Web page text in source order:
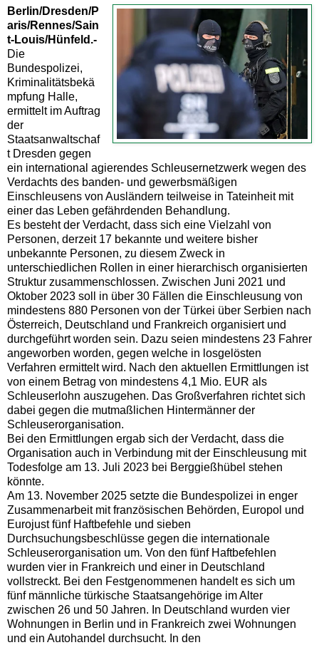
Berlin/Dresden/P
aris/Rennes/Sain
t-Louis/Hünfeld.-
Die
Bundespolizei,
Kriminalitätsbekä
mpfung Halle,
ermittelt im Auftrag
der
Staatsanwaltschaf
t Dresden gegen
ein international agierendes Schleusernetzwerk wegen des
Verdachts des banden- und gewerbsmäßigen
Einschleusens von Ausländern teilweise in Tateinheit mit
einer das Leben gefährdenden Behandlung.
Es besteht der Verdacht, dass sich eine Vielzahl von
Personen, derzeit 17 bekannte und weitere bisher
unbekannte Personen, zu diesem Zweck in
unterschiedlichen Rollen in einer hierarchisch organisierten
Struktur zusammenschlossen. Zwischen Juni 2021 und
Oktober 2023 soll in über 30 Fällen die Einschleusung von
mindestens 880 Personen von der Türkei über Serbien nach
Österreich, Deutschland und Frankreich organisiert und
durchgeführt worden sein. Dazu seien mindestens 23 Fahrer
angeworben worden, gegen welche in losgelösten
Verfahren ermittelt wird. Nach den aktuellen Ermittlungen ist
von einem Betrag von mindestens 4,1 Mio. EUR als
Schleuserlohn auszugehen. Das Großverfahren richtet sich
dabei gegen die mutmaßlichen Hintermänner der
Schleuserorganisation.
Bei den Ermittlungen ergab sich der Verdacht, dass die
Organisation auch in Verbindung mit der Einschleusung mit
Todesfolge am 13. Juli 2023 bei Berggießhübel stehen
könnte.
Am 13. November 2025 setzte die Bundespolizei in enger
Zusammenarbeit mit französischen Behörden, Europol und
Eurojust fünf Haftbefehle und sieben
Durchsuchungsbeschlüsse gegen die internationale
Schleuserorganisation um. Von den fünf Haftbefehlen
wurden vier in Frankreich und einer in Deutschland
vollstreckt. Bei den Festgenommenen handelt es sich um
fünf männliche türkische Staatsangehörige im Alter
zwischen 26 und 50 Jahren. In Deutschland wurden vier
Wohnungen in Berlin und in Frankreich zwei Wohnungen
und ein Autohandel durchsucht. In den